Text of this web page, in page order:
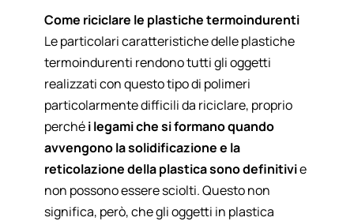
Come riciclare le plastiche termoindurenti
Le particolari caratteristiche delle plastiche
termoindurenti rendono tutti gli oggetti
realizzati con questo tipo di polimeri
particolarmente difficili da riciclare, proprio
perchéi legami che si formano quando
avvengono la solidificazione e la
reticolazione della plastica sono definitivie
non possono essere sciolti. Questo non
significa, però, che gli oggetti in plastica